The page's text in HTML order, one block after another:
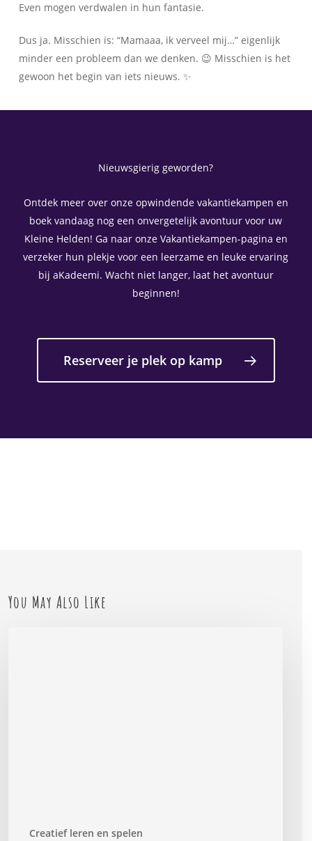
Even mogen verdwalen in hun fantasie.
Dus ja. Misschien is: “Mamaaa, ik verveel mij…” eigenlijk
minder een probleem dan we denken. 😉 Misschien is het
gewoon het begin van iets nieuws. ✨
Nieuwsgierig geworden?
Ontdek meer over onze opwindende vakantiekampen en
boek vandaag nog een onvergetelijk avontuur voor uw
Kleine Helden! Ga naar onze Vakantiekampen-pagina en
verzeker hun plekje voor een leerzame en leuke ervaring
bij aKadeemi. Wacht niet langer, laat het avontuur
beginnen!
Reserveer je plek op kamp
You May Also Like
Creatief leren en spelen